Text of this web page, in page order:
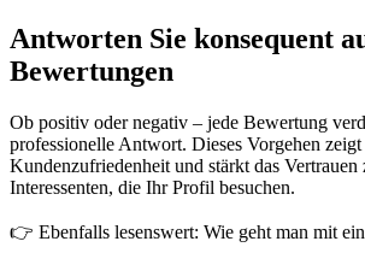
Antworten Sie konsequent
Bewertungen
Ob positiv oder negativ – jede Bewertung
professionelle Antwort. Dieses Vorgehen
Kundenzufriedenheit und stärkt das
Interessenten, die Ihr Profil besuchen.
👉 Ebenfalls lesenswert: Wie geht man mit